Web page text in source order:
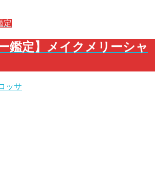
定
鑑定】メイクメリーシャ
ッサ